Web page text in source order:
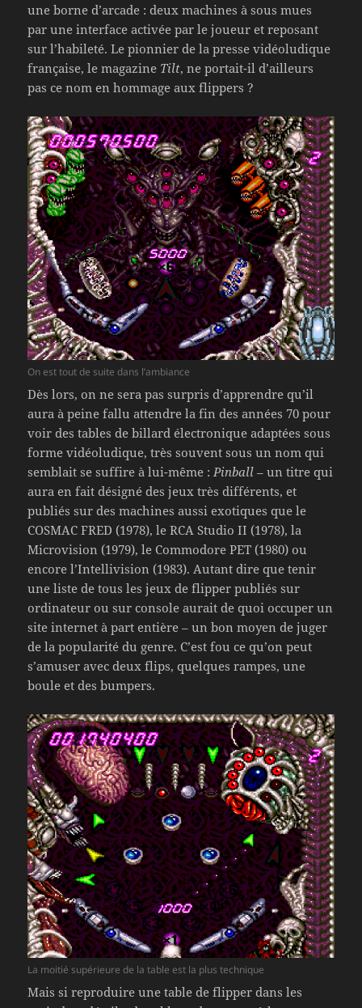
une borne d’arcade : deux machines à sous mues
par une interface activée par le joueur et reposant
sur l’habileté. Le pionnier de la presse vidéoludique
française, le magazine Tilt, ne portait-il d’ailleurs
pas ce nom en hommage aux flippers ?
On est tout de suite dans l’ambiance
Dès lors, on ne sera pas surpris d’apprendre qu’il
aura à peine fallu attendre la fin des années 70 pour
voir des tables de billard électronique adaptées sous
forme vidéoludique, très souvent sous un nom qui
semblait se suffire à lui-même : Pinball – un titre qui
aura en fait désigné des jeux très différents, et
publiés sur des machines aussi exotiques que le
COSMAC FRED (1978), le RCA Studio II (1978), la
Microvision (1979), le Commodore PET (1980) ou
encore l’Intellivision (1983). Autant dire que tenir
une liste de tous les jeux de flipper publiés sur
ordinateur ou sur console aurait de quoi occuper un
site internet à part entière – un bon moyen de juger
de la popularité du genre. C’est fou ce qu’on peut
s’amuser avec deux flips, quelques rampes, une
boule et des bumpers.
La moitié supérieure de la table est la plus technique
Mais si reproduire une table de flipper dans les